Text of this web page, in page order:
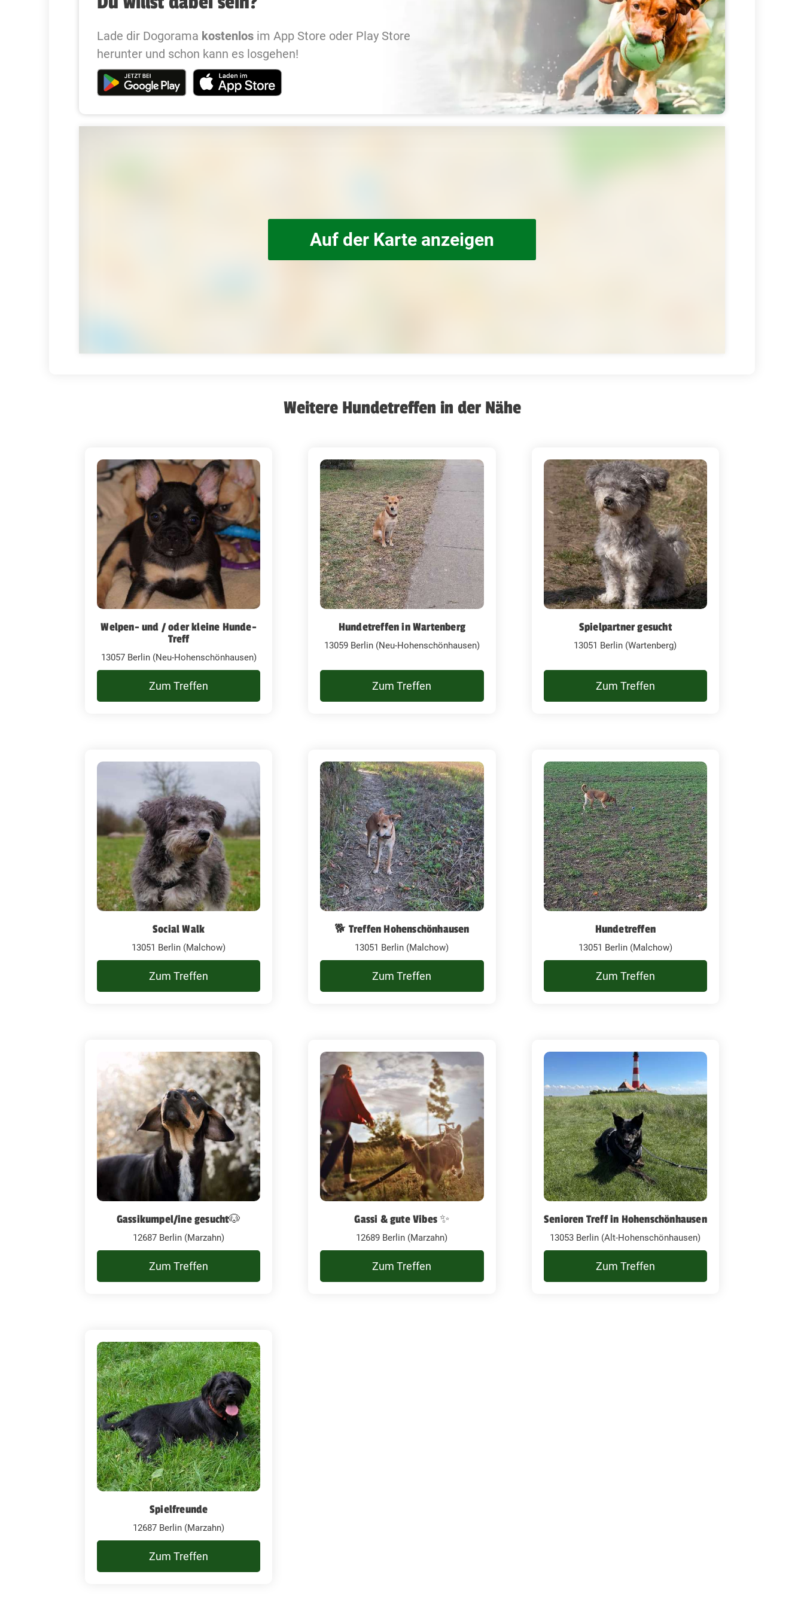
Lade dir Dogorama kostenlos im App Store oder Play Store
herunter und schon kann es losgehen!
Auf der Karte anzeigen
Weitere Hundetreffen in der Nähe
Welpen- und / oder kleine Hunde-
Treff
13057 Berlin (Neu-Hohenschönhausen)
Zum Treffen
Hundetreffen in Wartenberg
13059 Berlin (Neu-Hohenschönhausen)
Zum Treffen
Spielpartner gesucht
13051 Berlin (Wartenberg)
Zum Treffen
Social Walk
13051 Berlin (Malchow)
Zum Treffen
🐕 Treffen Hohenschönhausen
13051 Berlin (Malchow)
Zum Treffen
Hundetreffen
13051 Berlin (Malchow)
Zum Treffen
Gassikumpel/ine gesucht🐶
12687 Berlin (Marzahn)
Zum Treffen
Gassi & gute Vibes ✨
12689 Berlin (Marzahn)
Zum Treffen
Senioren Treff in Hohenschönhausen
13053 Berlin (Alt-Hohenschönhausen)
Zum Treffen
Spielfreunde
12687 Berlin (Marzahn)
Zum Treffen